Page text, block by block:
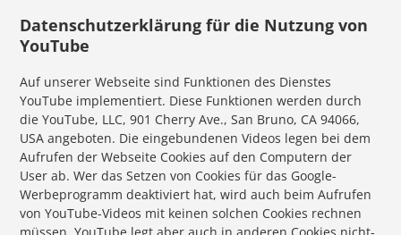
Datenschutzerklärung für die Nutzung von
YouTube
Auf unserer Webseite sind Funktionen des Dienstes
YouTube implementiert. Diese Funktionen werden durch
die YouTube, LLC, 901 Cherry Ave., San Bruno, CA 94066,
USA angeboten. Die eingebundenen Videos legen bei dem
Aufrufen der Webseite Cookies auf den Computern der
User ab. Wer das Setzen von Cookies für das Google-
Werbeprogramm deaktiviert hat, wird auch beim Aufrufen
von YouTube-Videos mit keinen solchen Cookies rechnen